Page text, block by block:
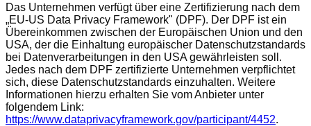
Das Unternehmen verfügt über eine Zertifizierung nach dem
„EU-US Data Privacy Framework" (DPF). Der DPF ist ein
Übereinkommen zwischen der Europäischen Union und den
USA, der die Einhaltung europäischer Datenschutzstandards
bei Datenverarbeitungen in den USA gewährleisten soll.
Jedes nach dem DPF zertifizierte Unternehmen verpflichtet
sich, diese Datenschutzstandards einzuhalten. Weitere
Informationen hierzu erhalten Sie vom Anbieter unter
folgendem Link:
https://www.dataprivacyframework.gov/participant/4452.